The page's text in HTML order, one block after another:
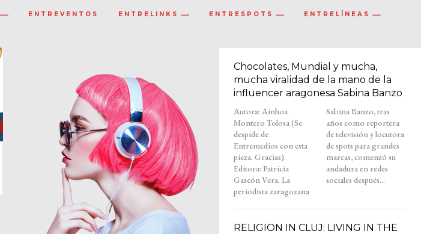
ENTREVENTOS ENTRELINKS ENTRESPOTS ENTRELÍNEAS
Chocolates, Mundial y mucha,
mucha viralidad de la mano de la
influencer aragonesa Sabina Banzo
Autora: Ainhoa
Montero Tolosa (Se
despide de
Entremedios con esta
pieza. Gracias).
Editora: Patricia
Gascón Vera. La
periodista zaragozana
Sabina Banzo, tras
años como reportera
de televisión y locutora
de spots para grandes
marcas, comenzó su
andadura en redes
sociales después...
RELIGION IN CLUJ: LIVING IN THE